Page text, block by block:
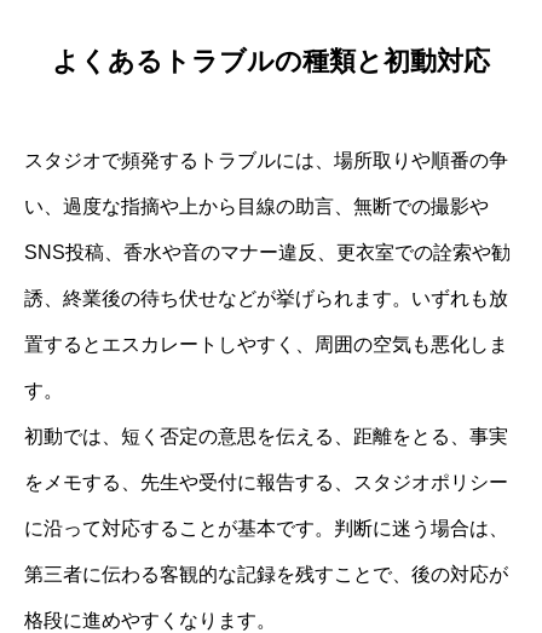
よくあるトラブルの種類と初動対応
スタジオで頻発するトラブルには、場所取りや順番の争
い、過度な指摘や上から目線の助言、無断での撮影や
SNS投稿、香水や音のマナー違反、更衣室での詮索や勧
誘、終業後の待ち伏せなどが挙げられます。いずれも放
置するとエスカレートしやすく、周囲の空気も悪化しま
す。
初動では、短く否定の意思を伝える、距離をとる、事実
をメモする、先生や受付に報告する、スタジオポリシー
に沿って対応することが基本です。判断に迷う場合は、
第三者に伝わる客観的な記録を残すことで、後の対応が
格段に進めやすくなります。